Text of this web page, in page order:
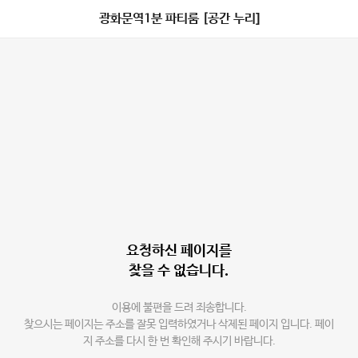
광화문역1분 파티룸 [공간 누리]
요청하신 페이지를
찾을 수 없습니다.
이용에 불편을 드려 죄송합니다.
찾으시는 페이지는 주소를 잘못 입력하였거나 삭제된 페이지 입니다. 페이
지 주소를 다시 한 번 확인해 주시기 바랍니다.